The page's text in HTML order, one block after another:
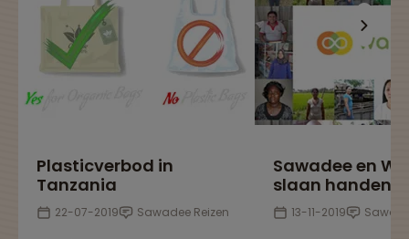
Plasticverbod in
Tanzania
22-07-2019 Sawadee Reizen
Sawadee en
slaan handen
13-11-2019